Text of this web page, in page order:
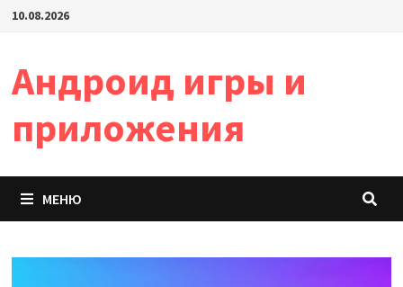
Перейти
10.08.2026
Андроид игры и
приложения
МЕНЮ